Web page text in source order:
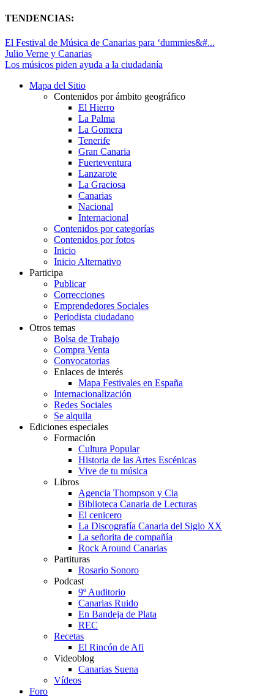
TENDENCIAS:
El Festival de Música de Canarias para ‘dummies&#...
Julio Verne y Canarias
Los músicos piden ayuda a la ciudadanía
Mapa del Sitio
Contenidos por ámbito geográfico
El Hierro
La Palma
La Gomera
Tenerife
Gran Canaria
Fuerteventura
Lanzarote
La Graciosa
Canarias
Nacional
Internacional
Contenidos por categorías
Contenidos por fotos
Inicio
Inicio Alternativo
Participa
Publicar
Correcciones
Emprendedores Sociales
Periodista ciudadano
Otros temas
Bolsa de Trabajo
Compra Venta
Convocatorias
Enlaces de interés
Mapa Festivales en España
Internacionalización
Redes Sociales
Se alquila
Ediciones especiales
Formación
Cultura Popular
Historia de las Artes Escénicas
Vive de tu música
Libros
Agencia Thompson y Cia
Biblioteca Canaria de Lecturas
El cenicero
La Discografía Canaria del Siglo XX
La señorita de compañía
Rock Around Canarias
Partituras
Rosario Sonoro
Podcast
9º Auditorio
Canarias Ruido
En Bandeja de Plata
REC
Recetas
El Rincón de Afi
Videoblog
Canarias Suena
Vídeos
Foro